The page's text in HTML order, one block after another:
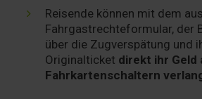
Reisende können mit dem
Fahrgastrechteformular, der
über die Zugverspätung und
Originalticket direkt ihr Geld
Fahrkartenschaltern